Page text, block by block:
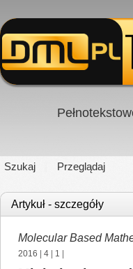
Szukaj Przeglądaj
Artykuł - szczegóły
Molecular Based
2016 4 1